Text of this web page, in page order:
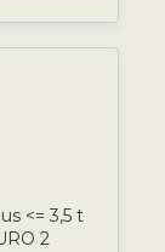
<= 3,5 t
2